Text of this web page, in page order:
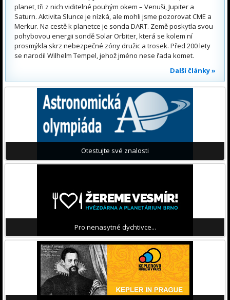
planet, tři z nich viditelné pouhým okem – Venuši, Jupiter a
Saturn. Aktivita Slunce je nízká, ale mohli jsme pozorovat CME a
Merkur. Na cestě k planetce je sonda DART. Země poskytla svou
pohybovou energii sondě Solar Orbiter, která se kolem ní
prosmýkla skrz nebezpečné zóny družic a trosek. Před 200 lety
se narodil Wilhelm Tempel, jehož jméno nese řada komet.
Další články »
Otestujte své znalosti
Pro nenasytné dychtivce...